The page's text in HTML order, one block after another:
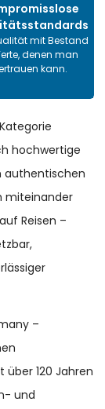
mit Bestand
denen man
kann.
hochwertige
authentischen
miteinander
Reisen –
–
120 Jahren
und